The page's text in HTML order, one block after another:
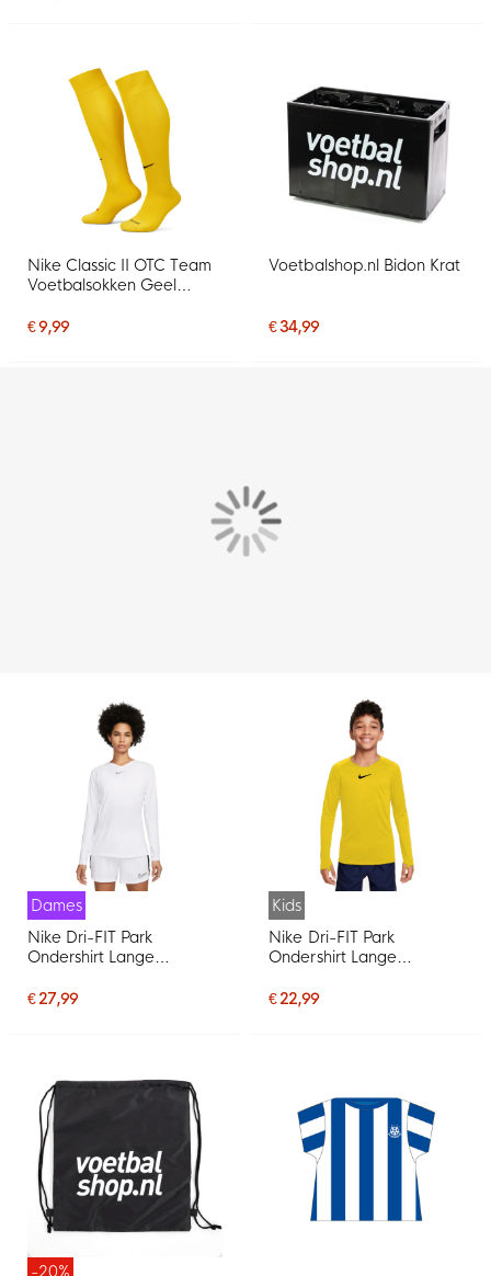
Nike Classic II OTC Team
Voetbalsokken Geel
€ 9,99
Voetbalshop.nl Bidon Krat
€ 34,99
Dames
Nike Dri-FIT Park
Ondershirt Lange
€ 27,99
Kids
Nike Dri-FIT Park
Ondershirt Lange
€ 22,99
-20%